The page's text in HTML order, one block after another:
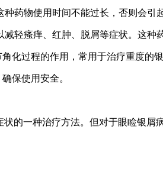
药物使用时间不能过长，否则会引
轻瘙痒、红肿、脱屑等症状。这种
化过程的作用，常用于治疗重度的
保使用安全。
的一种治疗方法。但对于眼睑银